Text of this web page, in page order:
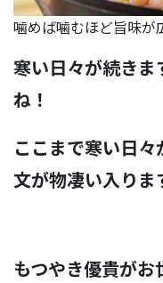
噛めば噛むほど旨味が
寒い日々が続き
ね！
ここまで寒い日
文が物凄い入りま
もつやき優貴が